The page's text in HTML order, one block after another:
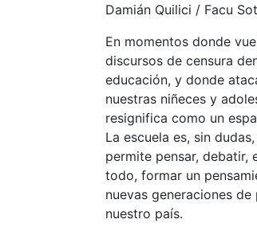
Damián Quilici / Facu
En momentos donde
discursos de censura
educación, y donde
nuestras niñeces y
resignifica como un
La escuela es, sin
permite pensar, debatir,
todo, formar un
nuevas generaciones
nuestro país.